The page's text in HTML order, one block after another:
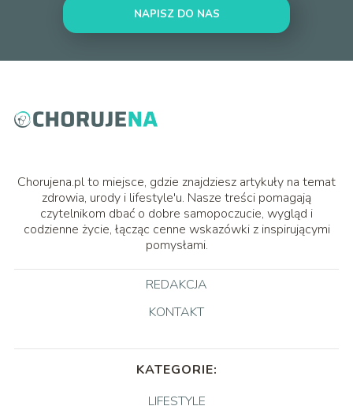
NAPISZ DO NAS
Chorujena.pl to miejsce, gdzie znajdziesz artykuły na temat
zdrowia, urody i lifestyle'u. Nasze treści pomagają
czytelnikom dbać o dobre samopoczucie, wygląd i
codzienne życie, łącząc cenne wskazówki z inspirującymi
pomysłami.
REDAKCJA
KONTAKT
KATEGORIE:
LIFESTYLE